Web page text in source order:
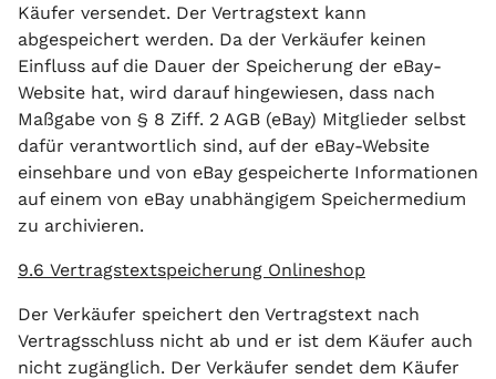
Käufer versendet. Der Vertragstext kann
abgespeichert werden. Da der Verkäufer keinen
Einfluss auf die Dauer der Speicherung der eBay-
Website hat, wird darauf hingewiesen, dass nach
Maßgabe von § 8 Ziff. 2 AGB (eBay) Mitglieder selbst
dafür verantwortlich sind, auf der eBay-Website
einsehbare und von eBay gespeicherte Informationen
auf einem von eBay unabhängigem Speichermedium
zu archivieren.
9.6 Vertragstextspeicherung Onlineshop
Der Verkäufer speichert den Vertragstext nach
Vertragsschluss nicht ab und er ist dem Käufer auch
nicht zugänglich. Der Verkäufer sendet dem Käufer